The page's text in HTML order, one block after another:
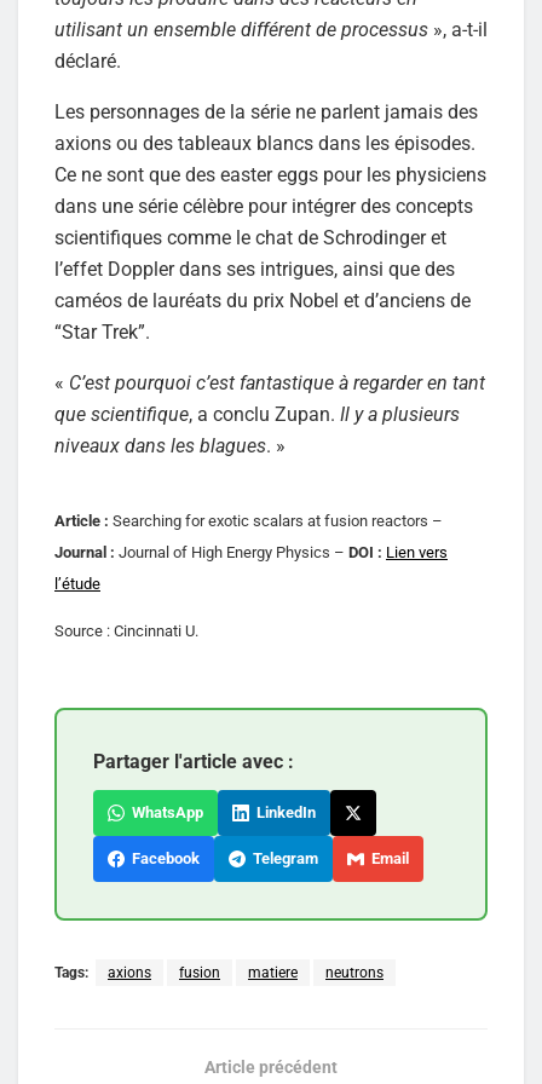
utilisant un ensemble différent de processus », a-t-il
déclaré.
Les personnages de la série ne parlent jamais des
axions ou des tableaux blancs dans les épisodes.
Ce ne sont que des easter eggs pour les physiciens
dans une série célèbre pour intégrer des concepts
scientifiques comme le chat de Schrodinger et
l’effet Doppler dans ses intrigues, ainsi que des
caméos de lauréats du prix Nobel et d’anciens de
“Star Trek”.
« C’est pourquoi c’est fantastique à regarder en tant
que scientifique, a conclu Zupan. Il y a plusieurs
niveaux dans les blagues. »
Article : Searching for exotic scalars at fusion reactors –
Journal : Journal of High Energy Physics – DOI : Lien vers
l’étude
Source : Cincinnati U.
Partager l'article avec :
WhatsApp LinkedIn
Facebook Telegram Email
Tags: axions fusion matiere neutrons
Article précédent